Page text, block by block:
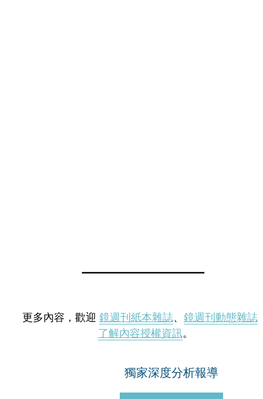
更多內容，歡迎 鏡週刊紙本雜誌、 鏡週刊動態雜誌
了解內容授權資訊。
獨家深度分析報導